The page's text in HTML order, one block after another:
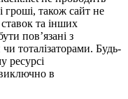
гроші, також сайт не
та інших
пов’язані з
тоталізаторами. Будь-
ресурсі
в